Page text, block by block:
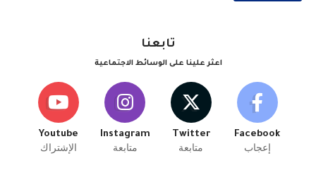
تابعنا
اعثر علينا على الوسائط الاجتماعية
Facebook
إعجاب
Twitter
متابعة
Instagram
متابعة
Youtube
الإشتراك